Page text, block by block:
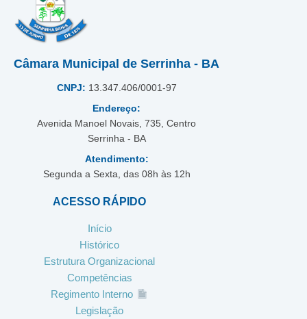
Câmara Municipal de Serrinha - BA
CNPJ: 13.347.406/0001-97
Endereço:
Avenida Manoel Novais, 735, Centro
Serrinha - BA
Atendimento:
Segunda a Sexta, das 08h às 12h
ACESSO RÁPIDO
Início
Histórico
Estrutura Organizacional
Competências
Regimento Interno
Legislação